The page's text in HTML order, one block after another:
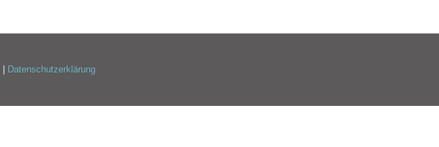
Datenschutzerklärung